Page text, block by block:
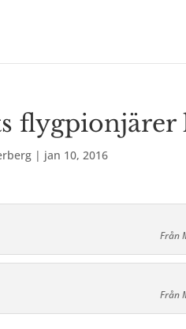
| jan 10, 2016
Från
Från